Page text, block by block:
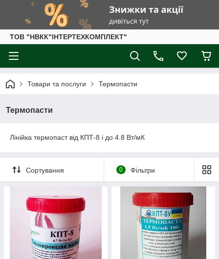
ТОВ "НВКК"ІНТЕРТЕХКОМПЛЕКТ"
Товари та послуги Термопасти
Термопасти
Лінійка термопаст від КПТ-8 і до 4.8 Вт/мК
Сортування 0 Фільтри